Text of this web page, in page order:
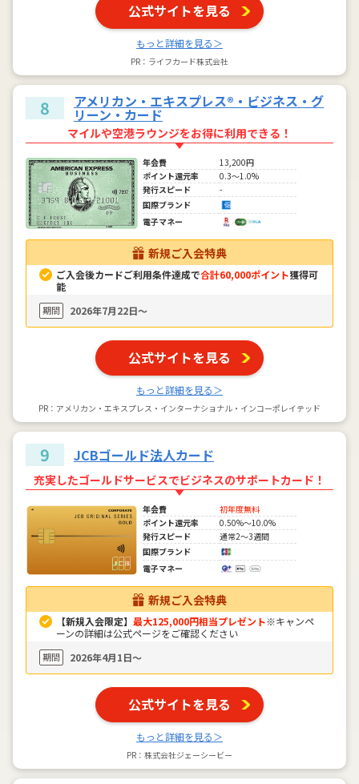
公式サイトを見る
もっと詳細を見る＞
PR：ライフカード株式会社
8 アメリカン・エキスプレス®・ビジネス・グ
リーン・カード
マイルや空港ラウンジをお得に利用できる！
年会費
13,200円
ポイント還元率
0.3～1.0%
発行スピード
-
国際ブランド
電子マネー
新規ご入会特典
ご入会後カードご利用条件達成で合計60,000ポイント獲得可
能
期間 2026年7月22日〜
公式サイトを見る
もっと詳細を見る＞
PR：アメリカン・エキスプレス・インターナショナル・インコーポレイテッド
9 JCBゴールド法人カード
充実したゴールドサービスでビジネスのサポートカード！
年会費
初年度無料
ポイント還元率
0.50%～10.0%
発行スピード
通常2～3週間
国際ブランド
電子マネー
新規ご入会特典
【新規入会限定】 最大125,000円相当プレゼント※キャンペ
ーンの詳細は公式ページをご確認ください
期間 2026年4月1日〜
公式サイトを見る
もっと詳細を見る＞
PR：株式会社ジェーシービー